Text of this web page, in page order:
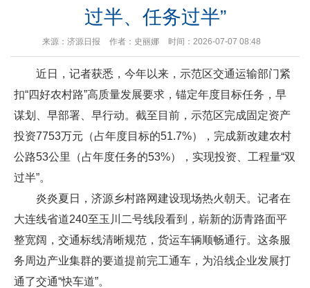
过半、任务过半”
来源：济源日报 作者：史丽娜 时间：2026-07-07 08:48
近日，记者获悉，今年以来，示范区交通运输部门紧
扣“四好农村路”高质量发展要求，锚定年度目标任务，早
谋划、早部署、早行动。截至目前，示范区完成固定资产
投资7753万元（占年度目标的51.7%），完成新改建农村
公路53公里（占年度任务的53%），实现投资、工程量“双
过半”。
炎炎夏日，济源乡村路网建设现场热火朝天。记者在
大连线省道240至玉川二号线段看到，崭新的沥青路面平
整宽阔，交通标线清晰规范，货运车辆顺畅通行。这条服
务周边产业集群的要道提前完工通车，为沿线企业发展打
通了交通“快车道”。